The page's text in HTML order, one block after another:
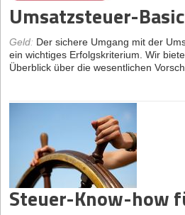
Umsatzsteuer-
Geld: Der sichere Umgang mit der
ein wichtiges Erfolgskriterium. Wir
Überblick über die wesentlichen
Steuer-Know-how